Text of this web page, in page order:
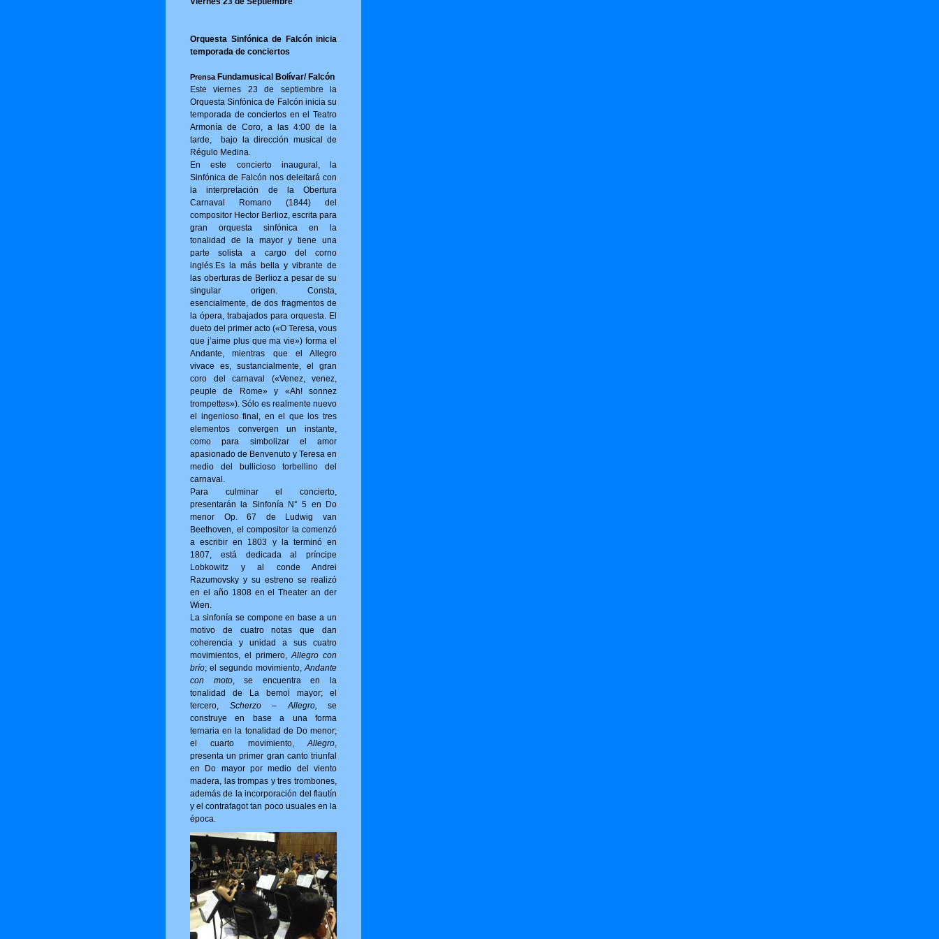
Orquesta Sinfónica de Falcón inicia
temporada de conciertos
PrensaFundamusical Bolívar/ Falcón
Este viernes 23 de septiembre la
Orquesta Sinfónica de Falcón inicia su
temporada de conciertos en el Teatro
Armonía de Coro, a las 4:00 de la
tarde, bajo la dirección musical de
Régulo Medina.
En este concierto inaugural, la
Sinfónica de Falcón nos deleitará con
la interpretación de la Obertura
Carnaval Romano (1844) del
compositor Hector Berlioz, escrita para
gran orquesta sinfónica en la
tonalidad de la mayor y tiene una
parte solista a cargo del corno
inglés.Es la más bella y vibrante de
las oberturas de Berlioz a pesar de su
singular origen. Consta,
esencialmente, de dos fragmentos de
la ópera, trabajados para orquesta. El
dueto del primer acto («O Tere­sa, vous
que j’aime plus que ma vie») for­ma el
Andante, mientras que el Allegro
vivace es, sustancialmente, el gran
coro del carnaval («Venez, venez,
peuple de Rome» y «Ah! sonnez
trompettes»). Sólo es realmente nuevo
el ingenioso final, en el que los tres
elementos convergen un instante,
como para simbolizar el amor
apasionado de Benvenuto y Teresa en
medio del bullicioso torbellino del
carnaval.
Para culminar el concierto,
presentarán la Sinfonía N° 5 en Do
menor Op. 67 de Ludwig van
Beethoven, el compositor la comenzó
a escribir en 1803 y la terminó en
1807, está dedicada al príncipe
Lobkowitz y al conde Andrei
Razumovsky y su estreno se realizó
en el año 1808 en el Theater an der
Wien.
La sinfonía se compone en base a un
motivo de cuatro notas que dan
coherencia y unidad a sus cuatro
movimientos, el primero,Allegro con
brío; el segundo movimiento,Andante
con moto, se encuentra en la
tonalidad de La bemol mayor; el
tercero, Scherzo – Allegro, se
construye en base a una forma
ternaria en la tonalidad de Do menor;
el cuarto movimiento,Allegro,
presenta un primer gran canto triunfal
en Do mayor por medio del viento
madera, las trompas y tres trombones,
además de la incorporación del flautín
y el contrafagot tan poco usuales en la
época.